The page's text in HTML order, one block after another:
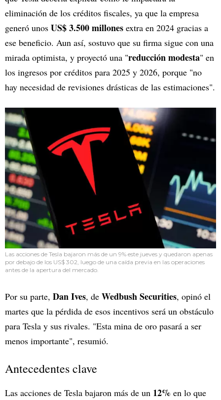
eliminación de los créditos fiscales, ya que la empresa
generó unos US$ 3.500 millones extra en 2024 gracias a
ese beneficio. Aun así, sostuvo que su firma sigue con una
mirada optimista, y proyectó una "reducción modesta" en
los ingresos por créditos para 2025 y 2026, porque "no
hay necesidad de revisiones drásticas de las estimaciones".
Las acciones de Tesla bajaron más de un 9% este jueves y quedaron apenas
por debajo de los US$ 302, luego de una caída previa en las operaciones
antes de la apertura del mercado.
Por su parte, Dan Ives, de Wedbush Securities, opinó el
martes que la pérdida de esos incentivos será un obstáculo
para Tesla y sus rivales. "Esta mina de oro pasará a ser
menos importante", resumió.
Antecedentes clave
Las acciones de Tesla bajaron más de un 12% en lo que